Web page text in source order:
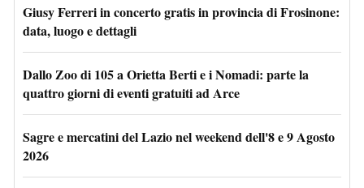
Giusy Ferreri in concerto gratis in provincia di Frosinone:
data, luogo e dettagli
Dallo Zoo di 105 a Orietta Berti e i Nomadi: parte la
quattro giorni di eventi gratuiti ad Arce
Sagre e mercatini del Lazio nel weekend dell'8 e 9 Agosto
2026